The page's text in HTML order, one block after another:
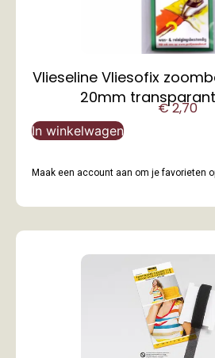
Vlieseline Vliesofix
20mm
€2,70
In winkelwagen
Maak een account aan om je favorieten